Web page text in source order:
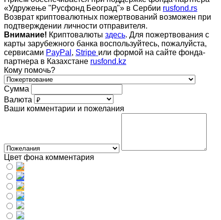
«Удружење "Русфонд Београд"» в Сербии rusfond.rs
Возврат криптовалютных пожертвований возможен при
подтверждении личности отправителя.
Внимание! Криптовалюты здесь. Для пожертвования с
карты зарубежного банка воспользуйтесь, пожалуйста,
сервисами PayPal , Stripe или формой на сайте фонда-
партнера в Казахстане rusfond.kz
Кому помочь?
Сумма
Валюта
Ваши комментарии и пожелания
Цвет фона комментария